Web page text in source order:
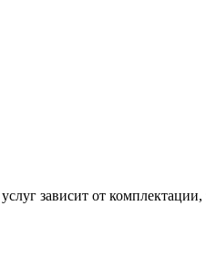
зависит от